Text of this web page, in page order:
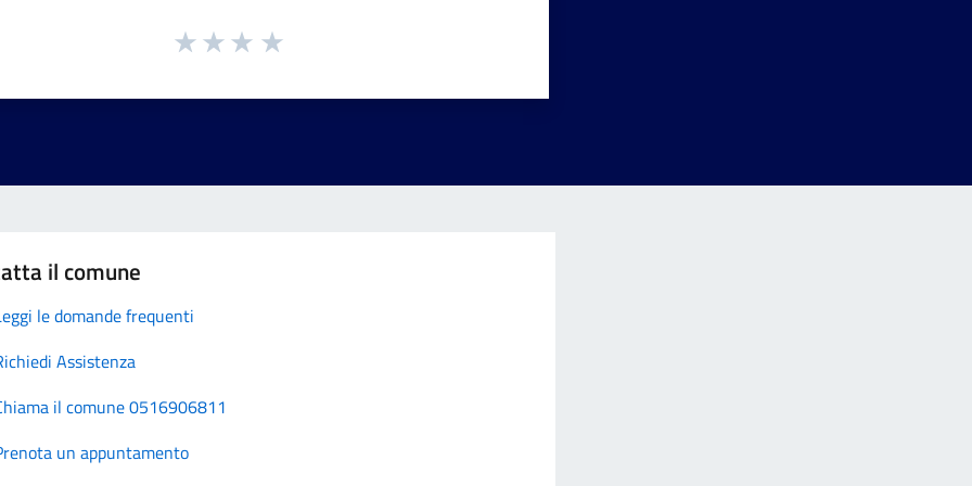
il comune
le domande frequenti
Assistenza
il comune 0516906811
un appuntamento